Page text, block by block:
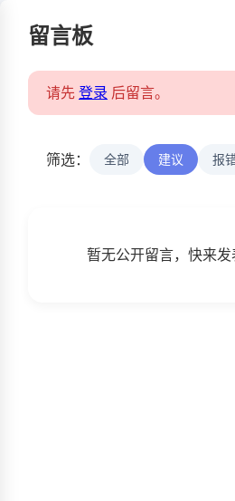
留言板
请先登录 后留言。
筛选： 全部 建议 报
暂无公开留言，快来发